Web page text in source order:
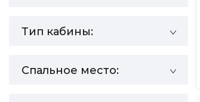
Тип кабины:
Спальное место: